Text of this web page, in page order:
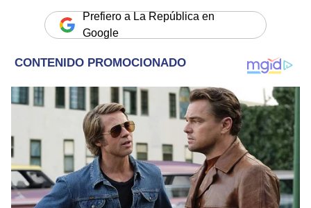
Prefiero a La República en
Google